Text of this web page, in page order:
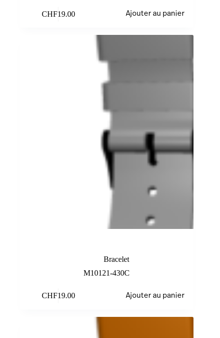
CHF19.00 Ajouter au panier
Bracelet
M10121-430C
CHF19.00 Ajouter au panier